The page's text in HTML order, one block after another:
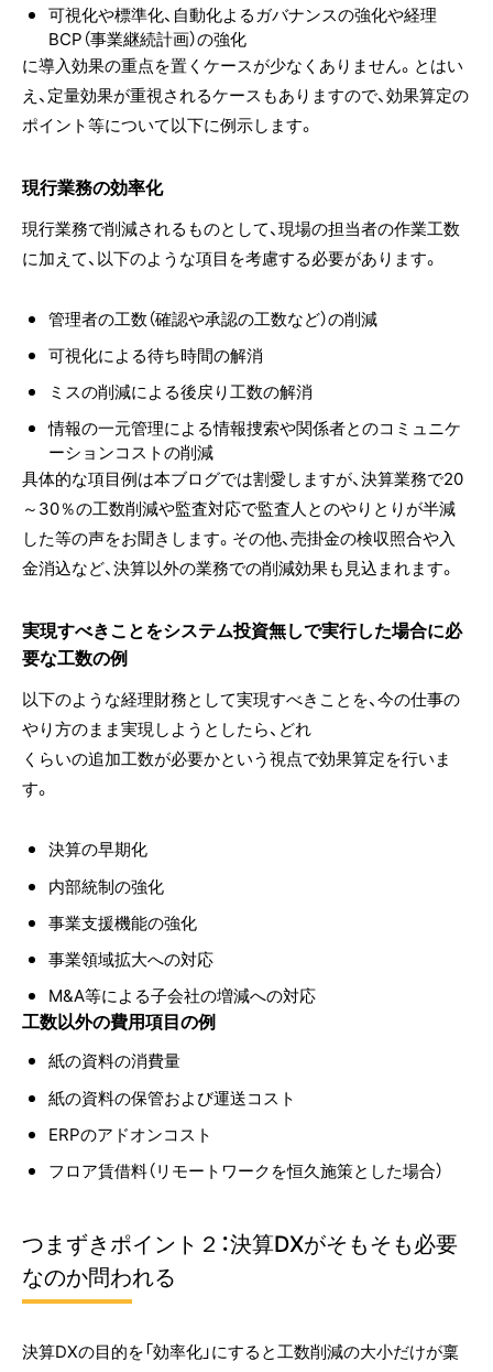
可視化や標準化、自動化よるガバナンスの強化や経理
BCP（事業継続計画）の強化
に導入効果の重点を置くケースが少なくありません。とはい
え、定量効果が重視されるケースもありますので、効果算定の
ポイント等について以下に例示します。
現行業務の効率化
現行業務で削減されるものとして、現場の担当者の作業工数
に加えて、以下のような項目を考慮する必要があります。
管理者の工数（確認や承認の工数など）の削減
可視化による待ち時間の解消
ミスの削減による後戻り工数の解消
情報の一元管理による情報捜索や関係者とのコミュニケ
ーションコストの削減
具体的な項目例は本ブログでは割愛しますが、決算業務で20
～30％の工数削減や監査対応で監査人とのやりとりが半減
した等の声をお聞きします。その他、売掛金の検収照合や入
金消込など、決算以外の業務での削減効果も見込まれます。
実現すべきことをシステム投資無しで実行した場合に必
要な工数の例
以下のような経理財務として実現すべきことを、今の仕事の
やり方のまま実現しようとしたら、どれ
くらいの追加工数が必要かという視点で効果算定を行いま
す。
決算の早期化
内部統制の強化
事業支援機能の強化
事業領域拡大への対応
M&A等による子会社の増減への対応
工数以外の費用項目の例
紙の資料の消費量
紙の資料の保管および運送コスト
ERPのアドオンコスト
フロア賃借料（リモートワークを恒久施策とした場合）
つまずきポイント２：決算DXがそもそも必要
なのか問われる
決算DXの目的を「効率化」にすると工数削減の大小だけが稟